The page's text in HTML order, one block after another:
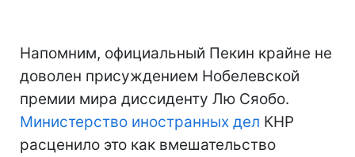
Напомним, официальный Пекин крайне не
доволен присуждением Нобелевской
премии мира диссиденту Лю Сяобо.
Министерство иностранных дел КНР
расценило это как вмешательство